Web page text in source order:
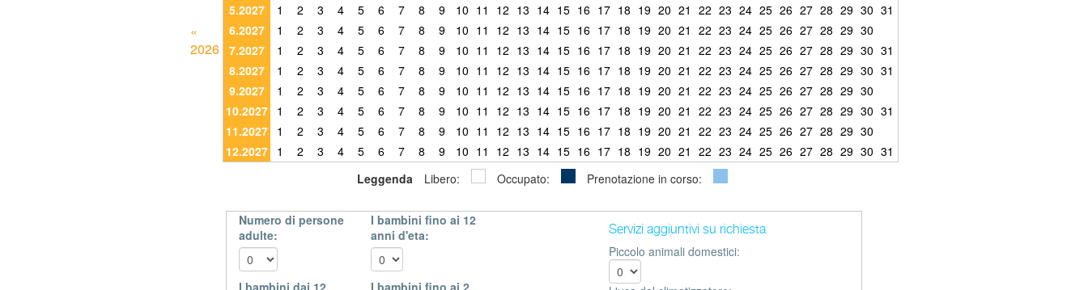
«
2026
5.2027
1 2 3 4 5 6 7 8 9 10 11 12 13 14 15 16 17 18 19 20 21 22 23 24 25 26 27 28 29 30 31
6.2027
1 2 3 4 5 6 7 8 9 10 11 12 13 14 15 16 17 18 19 20 21 22 23 24 25 26 27 28 29 30
7.2027
1 2 3 4 5 6 7 8 9 10 11 12 13 14 15 16 17 18 19 20 21 22 23 24 25 26 27 28 29 30 31
8.2027
1 2 3 4 5 6 7 8 9 10 11 12 13 14 15 16 17 18 19 20 21 22 23 24 25 26 27 28 29 30 31
9.2027
1 2 3 4 5 6 7 8 9 10 11 12 13 14 15 16 17 18 19 20 21 22 23 24 25 26 27 28 29 30
10.2027
1 2 3 4 5 6 7 8 9 10 11 12 13 14 15 16 17 18 19 20 21 22 23 24 25 26 27 28 29 30 31
11.2027
1 2 3 4 5 6 7 8 9 10 11 12 13 14 15 16 17 18 19 20 21 22 23 24 25 26 27 28 29 30
12.2027
1 2 3 4 5 6 7 8 9 10 11 12 13 14 15 16 17 18 19 20 21 22 23 24 25 26 27 28 29 30 31
Leggenda
Libero: Occupato: Prenotazione in corso:
Numero di persone
adulte:
I bambini dai 12
I bambini fino ai 12
anni d'eta:
I bambini fino ai 2
Servizi aggiuntivi su richiesta
Piccolo animali domestici: